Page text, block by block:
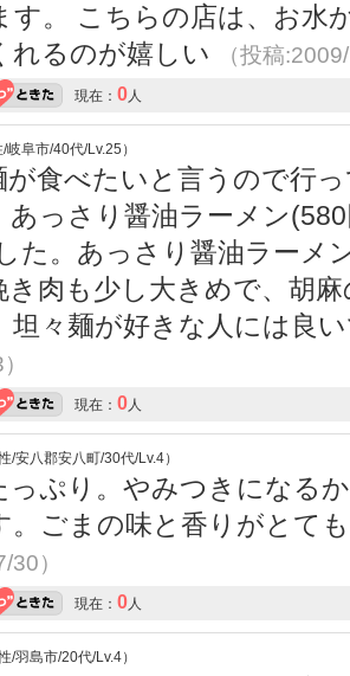
す。 こちらの店は、お水
れるのが嬉しい
（投稿
現在： 0人
阜市/40代/Lv.25）
が食べたいと言うので行
あっさり醤油ラーメン
た。あっさり醤油ラーメ
き肉も少し大きめで、胡
坦々麺が好きな人には良
現在： 0人
/安八郡安八町/30代/Lv.4）
っぷり。やみつきになる
。ごまの味と香りがとて
）
現在： 0人
/羽島市/20代/Lv.4）